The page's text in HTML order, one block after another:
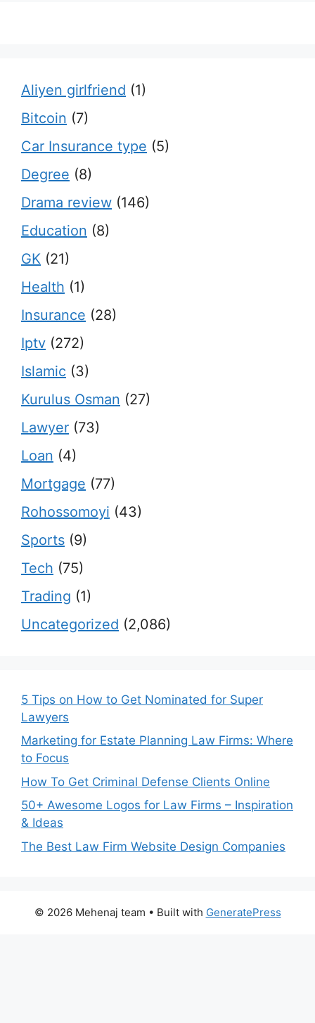
Aliyen girlfriend (1)
Bitcoin (7)
Car Insurance type (5)
Degree (8)
Drama review (146)
Education (8)
GK (21)
Health (1)
Insurance (28)
Iptv (272)
Islamic (3)
Kurulus Osman (27)
Lawyer (73)
Loan (4)
Mortgage (77)
Rohossomoyi (43)
Sports (9)
Tech (75)
Trading (1)
Uncategorized (2,086)
5 Tips on How to Get Nominated for Super
Lawyers
Marketing for Estate Planning Law Firms: Where
to Focus
How To Get Criminal Defense Clients Online
50+ Awesome Logos for Law Firms – Inspiration
& Ideas
The Best Law Firm Website Design Companies
© 2026 Mehenaj team • Built with GeneratePress